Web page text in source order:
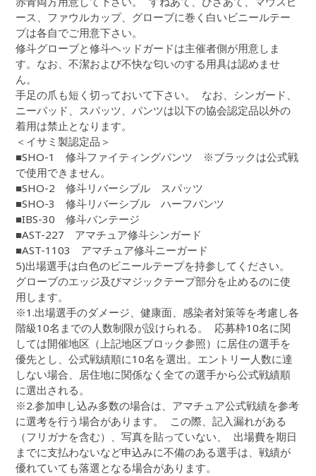
ース、ファウルカップ、グローブに巻く白いビニールテー
プは各自でご用意下さい。
修斗グローブと修斗ヘッドガードは主催者側が用意しま
す。なお、不潔および不快な匂いのする用具は認めませ
ん。
手足の爪も短く切っておいて下さい。 なお、シンガード、
ニーパッド、スパッツ、パンツは以下の協会認定品以外の
着用は禁止となります。
＜イサミ製認定品＞
■SHO-1 修斗ファイティングパンツ ※ブラックは公式戦
で使用できません。
■SHO-2 修斗リバーシブル スパッツ
■SHO-3 修斗リバーシブル ハーフパンツ
■IBS-30 修斗バンテージ
■AST-227 アマチュア修斗シンガード
■AST-1103 アマチュア修斗ニーガード
5)出場選手は白色のビニールテープを持参してください。
グローブのエッジ及びマジックテープ部分を止めるのに使
用します。
※1.出場選手のダメージ、健康面、感染者対策等を考慮し各
階級10名までの人数制限が設けられる。 応募枠10名に関
しては開催地区（上記地区ブロック参照）に居住の選手を
優先とし、公式戦績順に10名を選出。エントリー人数に達
しない場合、居住地に関係なく全ての選手から公式戦績順
に選出される。
※2.参加申し込み多数の場合は、アマチュア公式戦績を参考
に選考を行う場合があります。 この際、記入漏れがある
（フリガナを含む）、写真を貼っていない、 出場費を期日
までに支払わないなど申込みに不備のある選手は、戦績が
優れていても落選となる場合があります。